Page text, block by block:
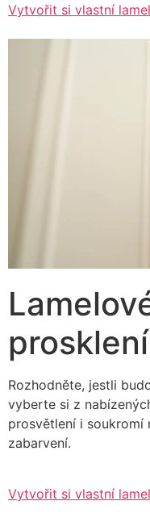
Vytvořit si vlastní
Rozhodněte, jestli
vyberte si z
prosvětlení i soukromí
zabarvení.
Vytvořit si vlastní